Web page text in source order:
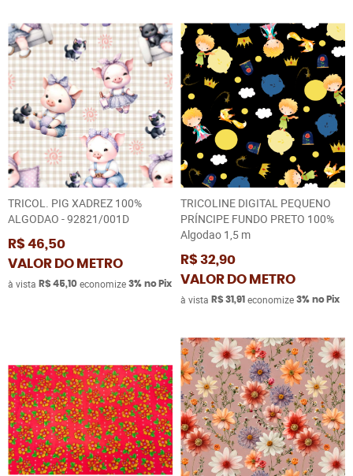
TRICOL. PIG XADREZ 100%
ALGODAO - 92821/001D
R$ 46,50
VALOR DO METRO
à vista R$ 45,10 economize 3% no Pix
TRICOLINE DIGITAL PEQUENO
PRÍNCIPE FUNDO PRETO 100%
Algodao 1,5 m
R$ 32,90
VALOR DO METRO
à vista R$ 31,91 economize 3% no Pix